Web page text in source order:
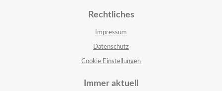
Rechtliches
Impressum
Datenschutz
Cookie Einstellungen
Immer aktuell